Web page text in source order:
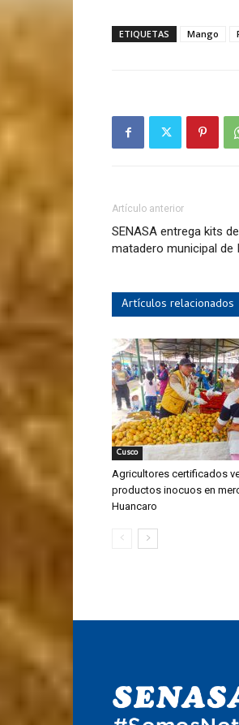
ETIQUETAS Mango
Artículo anterior
SENASA entrega kits
matadero municipal de
Artículos relacionados
Cusco
Agricultores certificados
productos inocuos en
Huancaro